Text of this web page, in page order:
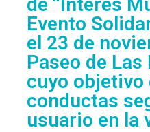
Evento
el 23 de
Paseo de Las
cuyo objetivo
conductas
usuario en la